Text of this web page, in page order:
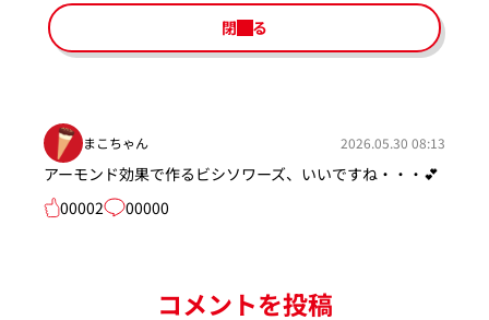
閉じる
まこちゃん 2026.05.30 08:13
アーモンド効果で作るビシソワーズ、いいですね・・・💕
00002
00000
コメントを投稿